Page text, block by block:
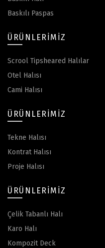
Baskılı Paspas
ÜRÜNLERIMIZ
Scrool Tipsheared Halılar
Otel Halısı
Cami Halısı
ÜRÜNLERIMIZ
Tekne Halısı
Kontrat Halısı
Proje Halısı
ÜRÜNLERIMIZ
Çelik Tabanlı Halı
Karo Halı
Kompozit Deck